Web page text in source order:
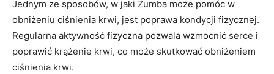
Jednym ze sposobów, w jaki Zumba może pomóc w
obniżeniu ciśnienia krwi, jest poprawa kondycji fizycznej.
Regularna aktywność fizyczna pozwala wzmocnić serce i
poprawić krążenie krwi, co może skutkować obniżeniem
ciśnienia krwi.